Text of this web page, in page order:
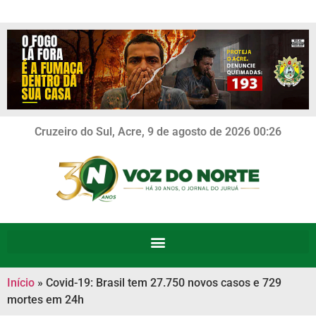
Cruzeiro do Sul, Acre, 9 de agosto de 2026 00:26
Início » Covid-19: Brasil tem 27.750 novos casos e 729
mortes em 24h